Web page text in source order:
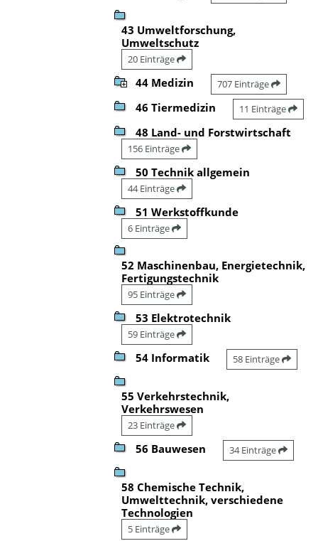
43 Umweltforschung,
Umweltschutz
20 Einträge
44 Medizin 707 Einträge
46 Tiermedizin 11 Einträge
48 Land- und Forstwirtschaft
156 Einträge
50 Technik allgemein
44 Einträge
51 Werkstoffkunde
6 Einträge
52 Maschinenbau, Energietechnik,
Fertigungstechnik
95 Einträge
53 Elektrotechnik
59 Einträge
54 Informatik 58 Einträge
55 Verkehrstechnik,
Verkehrswesen
23 Einträge
56 Bauwesen 34 Einträge
58 Chemische Technik,
Umwelttechnik, verschiedene
Technologien
5 Einträge